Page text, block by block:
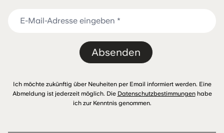
Absenden
Ich möchte zukünftig über Neuheiten per Email informiert werden. Eine
Abmeldung ist jederzeit möglich. Die Datenschutzbestimmungenhabe
ich zur Kenntnis genommen.